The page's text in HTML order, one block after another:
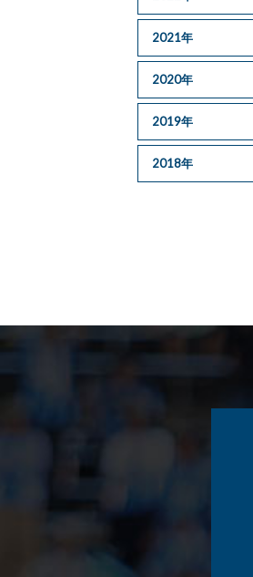
2021年
2020年
2019年
2018年